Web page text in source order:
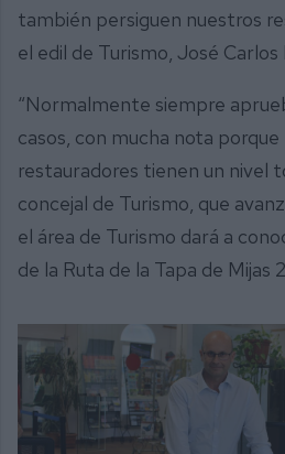
también persiguen nuestros
el edil de Turismo, José
“Normalmente siempre
casos, con mucha nota
restauradores tienen un nivel
concejal de Turismo, que
el área de Turismo dará a
de la Ruta de la Tapa de Mijas